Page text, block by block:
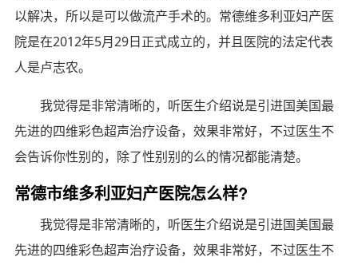
以解决，所以是可以做流产手术的。常德维多利亚妇产医
院是在2012年5月29日正式成立的，并且医院的法定代表
人是卢志农。
我觉得是非常清晰的，听医生介绍说是引进国美国最
先进的四维彩色超声治疗设备，效果非常好，不过医生不
会告诉你性别的，除了性别别的么的情况都能清楚。
常德市维多利亚妇产医院怎么样?
我觉得是非常清晰的，听医生介绍说是引进国美国最
先进的四维彩色超声治疗设备，效果非常好，不过医生不